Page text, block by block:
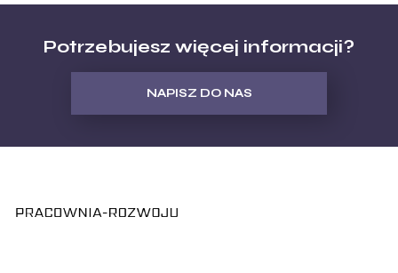
Potrzebujesz więcej informacji?
NAPISZ DO NAS